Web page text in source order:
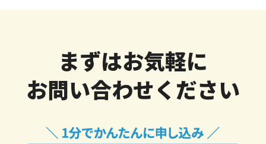
まずはお気軽に
お問い合わせください